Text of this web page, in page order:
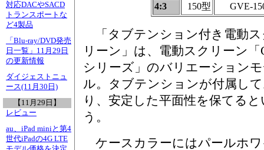
対応DACやSACD
トランスポートな
ど4製品
「Blu-ray/DVD発売
日一覧」11月29日
の更新情報
ダイジェストニュ
ース(11月30日)
【11月29日】
レビュー
au、iPad miniと第4
世代iPadの4G LTE
4:3
150型 GVE-
「タブテンション付き電動
リーン」は、電動スクリーン「
シリーズ」のバリエーション
ル。タブテンションが付属し
り、安定した平面性を保てると
う。
ケースカラーにはパールホ